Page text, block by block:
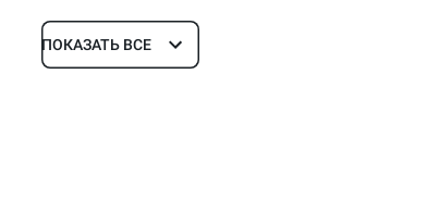
Глубина
ПОКАЗАТЬ ВСЕ